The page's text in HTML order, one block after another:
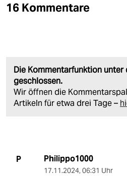
16 Kommentare
Die Kommentarfunktion
geschlossen.
Wir öffnen die
Artikeln für etwa drei Tage –
P Philippo1000
17.11.2024, 06:31 Uhr